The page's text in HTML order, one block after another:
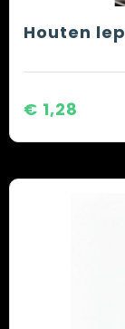
Houten
€ 1,28